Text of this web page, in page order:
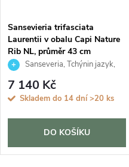
Sansevieria trifasciata
Laurentii v obalu Capi Nature
Rib NL, průměr 43 cm
Sanseveria, Tchýnin jazyk,
Tenura
7 140 Kč
Skladem do 14 dní >20 ks
DO KOŠÍKU